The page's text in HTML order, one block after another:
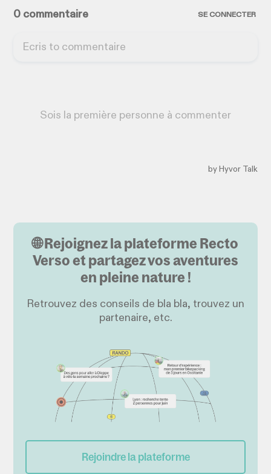
🌐 Rejoignez la plateforme Recto
Verso et partagez vos aventures
en pleine nature !
Retrouvez des conseils de bla bla, trouvez un
partenaire, etc.
Rejoindre la plateforme